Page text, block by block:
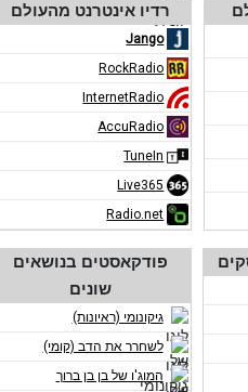
רדיו אינטרנט מהעולם
Jango
RockRadio
InternetRadio
AccuRadio
TuneIn
Live365
Radio.net
פודקאסטים בנושאים
שונים
גיקונומי (ראיונות)
לשחרר את הדב (קומי)
המוג'ו של בן בן ברוך